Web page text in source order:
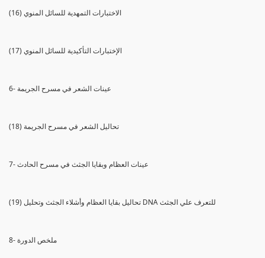
(16) الاختبارات التمهدية للسائل المنوي
(17) الإختبارات التأكيدية للسائل المنوي
6- عينات الشعر في مسرح الجريمة
(18) تحاليل الشعر في مسرح الجريمة
7- عينات العظام وبقايا الجثث في مسرح الحادث
(19) تحاليل بقايا العظام وأشلاء الجثث وتحليل DNA للتعرف علي الجثث
8- ملخص الدورة